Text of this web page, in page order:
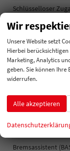
Schlüsselloser
Regensensor
Fahrmodus-
Airbag: Fahrer-
Center-Airbag,
Antiblockiersystem
Bremsassistent
Wir
Unsere Website setzt
Hierbei
Marketing, Analytics
geben. Sie können
widerrufen.
Alle akzeptieren